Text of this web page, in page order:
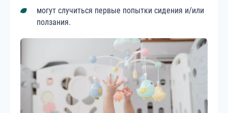
могут случиться первые попытки сидения и/или
ползания.